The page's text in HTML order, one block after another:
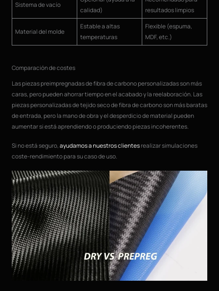
Sistema de vacío
calidad)
resultados limpios
Material del molde
Estable a altas
temperaturas
Flexible (espuma,
MDF, etc.)
Comparación de costes
Las piezas preimpregnadas de fibra de carbono personalizadas son más
caras, pero pueden ahorrar tiempo en el acabado y la reelaboración. Las
piezas personalizadas de tejido seco de fibra de carbono son más baratas
de entrada, pero la mano de obra y el desperdicio de material pueden
aumentar si está aprendiendo o produciendo piezas incoherentes.
Si no está seguro,ayudamos a nuestros clientesrealizar simulaciones
coste-rendimiento para su caso de uso.